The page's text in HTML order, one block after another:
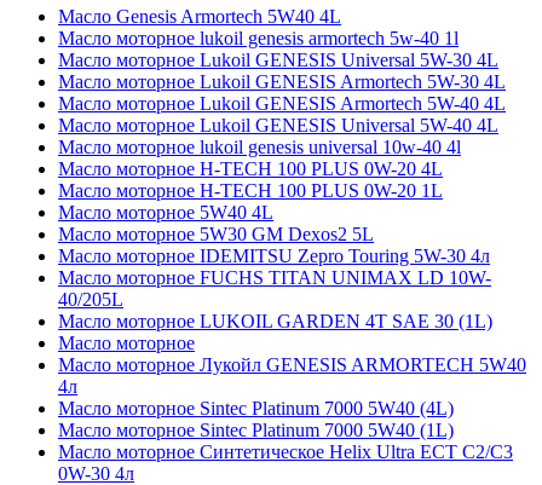
Масло Genesis Armortech 5W40 4L
Масло моторное lukoil genesis armortech 5w-40 1l
Масло моторное Lukoil GENESIS Universal 5W-30 4L
Масло моторное Lukoil GENESIS Armortech 5W-30 4L
Масло моторное Lukoil GENESIS Armortech 5W-40 4L
Масло моторное Lukoil GENESIS Universal 5W-40 4L
Масло моторное lukoil genesis universal 10w-40 4l
Масло моторное H-TECH 100 PLUS 0W-20 4L
Масло моторное H-TECH 100 PLUS 0W-20 1L
Масло моторное 5W40 4L
Масло моторное 5W30 GM Dexos2 5L
Масло моторное IDEMITSU Zepro Touring 5W-30 4л
Масло моторное FUCHS TITAN UNIMAX LD 10W-
40/205L
Масло моторное LUKOIL GARDEN 4Т SAE 30 (1L)
Масло моторное
Масло моторное Лукойл GENESIS ARMORTECH 5W40
4л
Масло моторное Sintec Platinum 7000 5W40 (4L)
Масло моторное Sintec Platinum 7000 5W40 (1L)
Масло моторное Синтетическое Helix Ultra ECT C2/C3
0W-30 4л